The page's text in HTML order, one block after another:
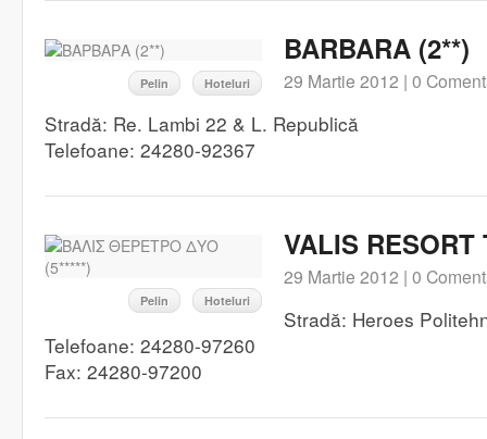
Pelin Hoteluri
BARBARA (2**)
29 Martie 2012 | 0
Stradă: Re. Lambi 22 & L. Republică
Telefoane: 24280-92367
Pelin Hoteluri
VALIS RESORT
29 Martie 2012 | 0
Stradă: Heroes
Telefoane: 24280-97260
Fax: 24280-97200